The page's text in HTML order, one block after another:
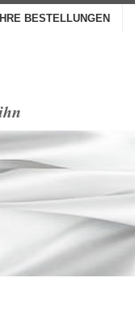
IHRE BESTELLUNGEN